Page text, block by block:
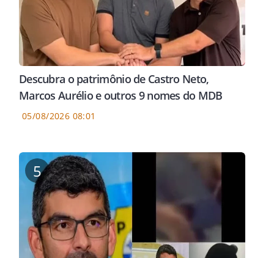
Descubra o patrimônio de Castro Neto,
Marcos Aurélio e outros 9 nomes do MDB
05/08/2026 08:01
5